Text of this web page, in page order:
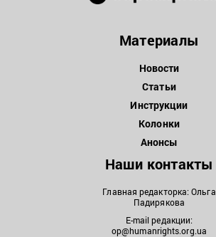
Материалы
Новости
Статьи
Инструкции
Колонки
Анонсы
Наши контакты
Главная редакторка: Ольга
Падирякова
E-mail редакции:
op@humanrights.org.ua